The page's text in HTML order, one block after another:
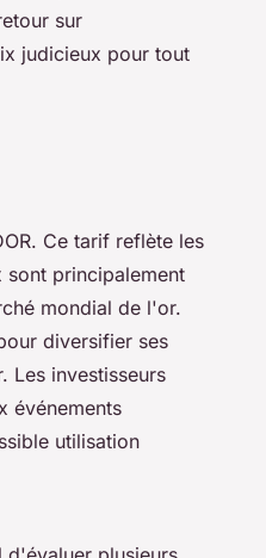
sur
judicieux pour tout
Ce tarif reflète les
principalement
mondial de l'or.
diversifier ses
Les investisseurs
événements
utilisation